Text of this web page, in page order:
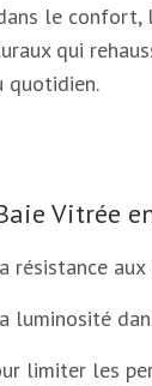
le
qui
quotidien.
Vitrée
résistance aux
luminosité
limiter les